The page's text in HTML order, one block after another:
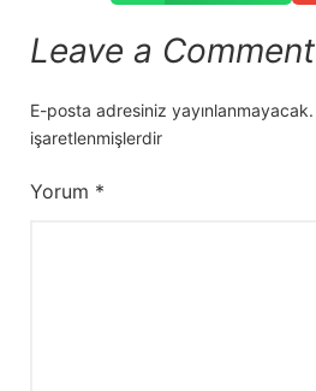
Leave a Comment
E-posta adresiniz yayınlanmayacak.
işaretlenmişlerdir
Yorum *